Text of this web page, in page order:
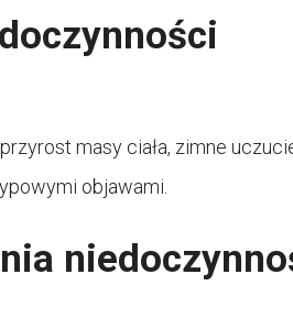
masy ciała, zimne
objawami.